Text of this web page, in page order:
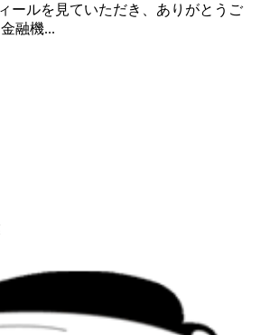
ールを見ていただき、ありがとうご
融機...